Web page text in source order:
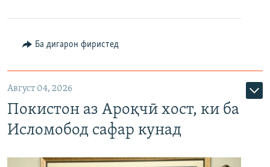
Ба дигарон фиристед
Август 04, 2026
Покистон аз Ароқчӣ хост, ки ба
Исломобод сафар кунад